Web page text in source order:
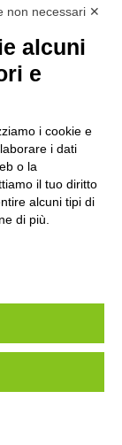
non necessari ✕
alcuni
e
i cookie e
i dati
o la
il tuo diritto
alcuni tipi di
di più.